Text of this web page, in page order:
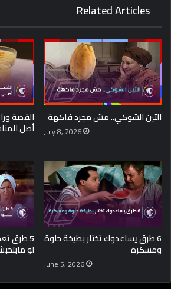
Related Articles
التين الشوكي.. مش مجرد فاكهة
July 8, 2026
القصة
أصل
6 طرق يساعدوك تختار بطيخة حلوة
ومسكرة
June 5, 2026
5 طرق
لو